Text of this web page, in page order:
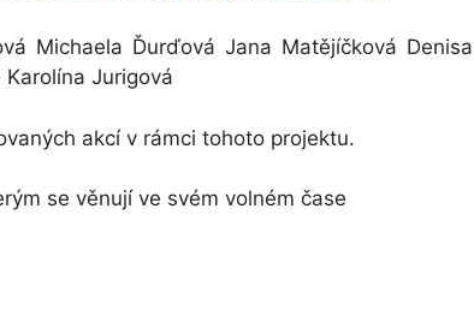
Michaela Ďurďová Jana Matějíčková Denisa
Jurigová
akcí v rámci tohoto projektu.
se věnují ve svém volném čase